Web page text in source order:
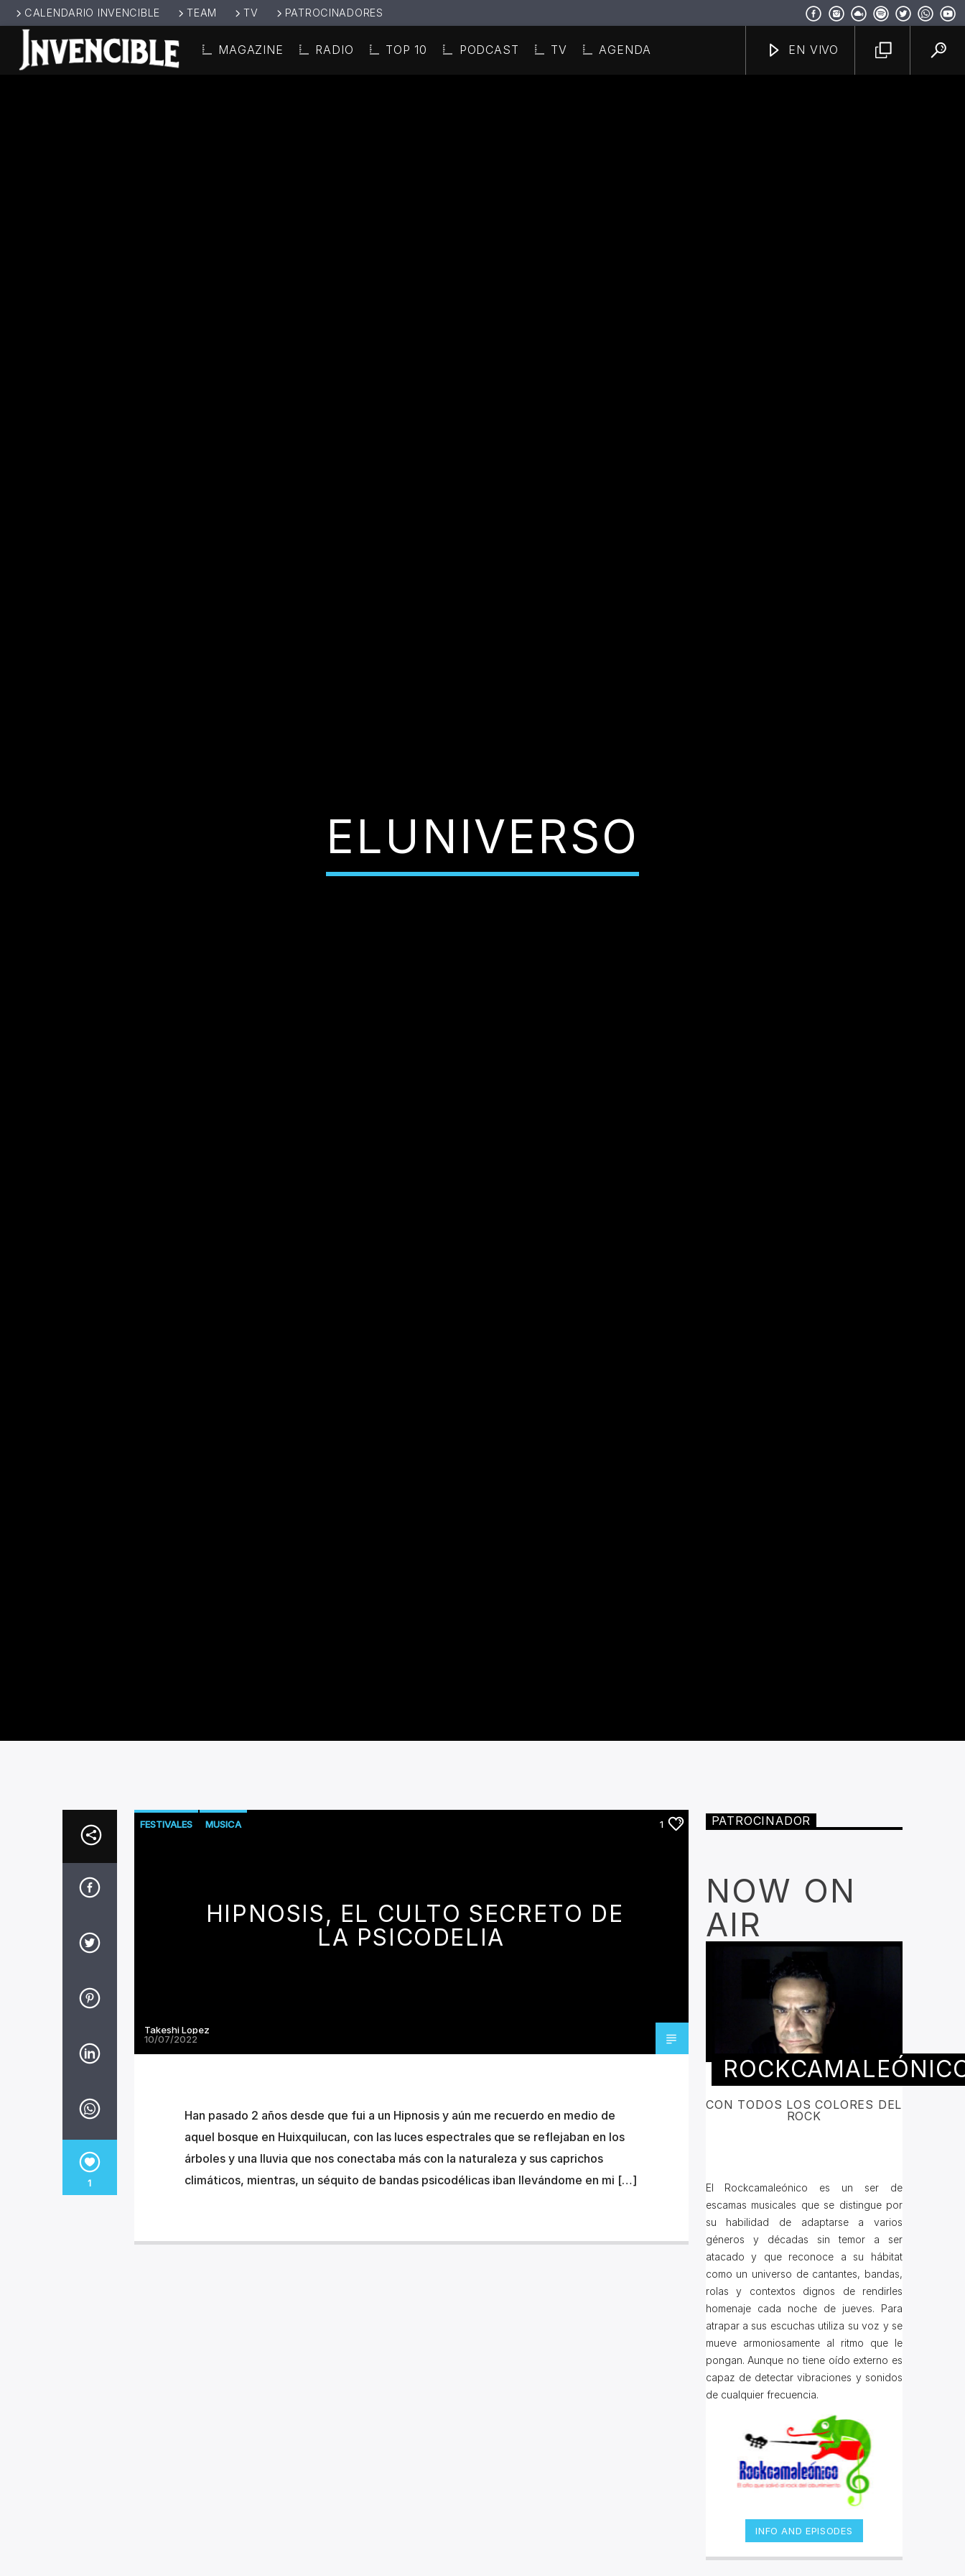
CALENDARIO INVENCIBLE TEAM TV PATROCINADORES
MAGAZINE RADIO TOP 10 PODCAST TV AGENDA EN VIVO
ELUNIVERSO
1
FESTIVALES MUSICA 1
HIPNOSIS, EL CULTO SECRETO DE
LA PSICODELIA
Takeshi Lopez
10/07/2022
Han pasado 2 años desde que fui a un Hipnosis y aún me recuerdo en medio de
aquel bosque en Huixquilucan, con las luces espectrales que se reflejaban en los
árboles y una lluvia que nos conectaba más con la naturaleza y sus caprichos
climáticos, mientras, un séquito de bandas psicodélicas iban llevándome en mi […]
PATROCINADOR
NOW ON
AIR
CON TODOS LOS COLORES DEL
ROCK
El Rockcamaleónico es un ser de
escamas musicales que se distingue por
su habilidad de adaptarse a varios
géneros y décadas sin temor a ser
atacado y que reconoce a su hábitat
como un universo de cantantes, bandas,
rolas y contextos dignos de rendirles
homenaje cada noche de jueves. Para
atrapar a sus escuchas utiliza su voz y se
mueve armoniosamente al ritmo que le
pongan. Aunque no tiene oído externo es
capaz de detectar vibraciones y sonidos
de cualquier frecuencia.
INFO AND EPISODES